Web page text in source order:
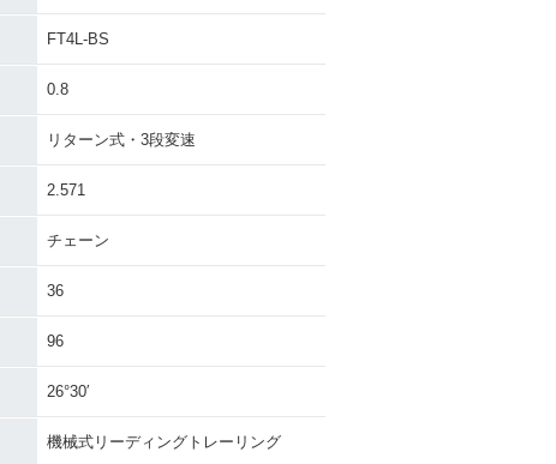
FT4L-BS
0.8
リターン式・3段変速
2.571
チェーン
36
96
26°30′
機械式リーディングトレーリング